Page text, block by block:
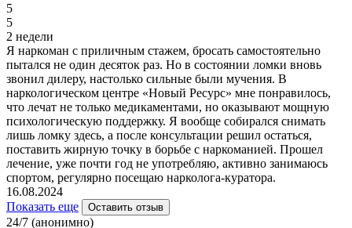
5
5
2 недели
Я наркоман с приличным стажем, бросать самостоятельно
пытался не один десяток раз. Но в состоянии ломки вновь
звонил дилеру, настолько сильные были мучения. В
наркологическом центре «Новый Ресурс» мне понравилось,
что лечат не только медикаментами, но оказывают мощную
психологическую поддержку. Я вообще собирался снимать
лишь ломку здесь, а после консультации решил остаться,
поставить жирную точку в борьбе с наркоманией. Прошел
лечение, уже почти год не употребляю, активно занимаюсь
спортом, регулярно посещаю нарколога-куратора.
16.08.2024
Показать еще
Оставить отзыв
24/7 (анонимно)